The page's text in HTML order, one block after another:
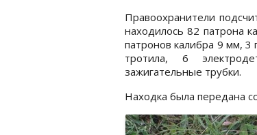
Правоохранители
находилось 82 патрона
патронов калибра 9 мм, 3
тротила, 6
зажигательные трубки.
Находка была передана